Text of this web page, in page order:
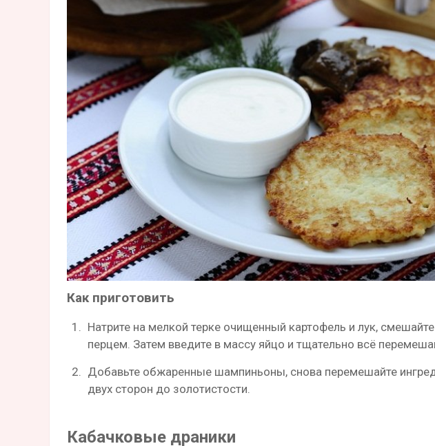
Как приготовить
Натрите на мелкой терке очищенный картофель и лук,
перцем. Затем введите в массу яйцо и тщательно всё
Добавьте обжаренные шампиньоны, снова перемешайте
двух сторон до золотистости.
Кабачковые драники